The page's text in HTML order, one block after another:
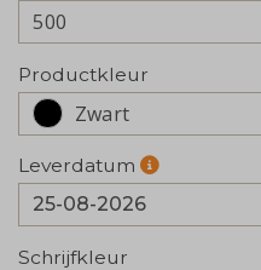
500
Productkleur
Zwart
Leverdatum
Schrijfkleur